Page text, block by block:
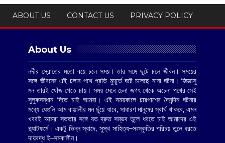
ABOUT US CONTACT US PRIVACY POLICY
About Us
নদীর স্রোতের মতো বয়ে চলে সময়। তার সঙ্গে ছুটে চলে জীবন। সময়ের
সঙ্গে জীবনের এই চলার পথে প্রতি মুহূর্তে ঘটে চলেছে নানা ঘটনা। জিজ্ঞাসু
মন তারই খোঁজ পেতে চায়। সময় মেনে চেনা জগৎ থেকে অচেনা পথের সেই
সুলুকসন্ধান দিতে চাই আমরা। এই সময়কালে চারপাশের দৈনন্দিন ঘটনার
মধ্যে যেগুলি আম বাঙালীর মন ছুঁয়ে যাবে, সাধারণ মানুষের স্বার্থ থাকবে, এমন
খবরই আমরা সততার সঙ্গে যত দ্রুত সম্ভব তুলে ধরতে চাই আমাদের এই
প্ল্যাটফর্মে। একটু ভিন্ন স্বাদে, সুস্থ সাহিত্য–সংস্কৃতির পরিচয় তুলে ধরতে
দায়বদ্ধ ই–সমকালীন।